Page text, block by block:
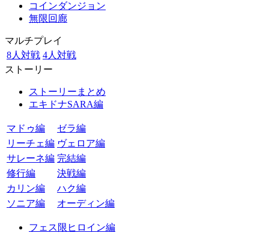
コインダンジョン
無限回廊
マルチプレイ
8人対戦 4人対戦
ストーリー
ストーリーまとめ
エキドナSARA編
マドゥ編
ゼラ編
リーチェ編 ヴェロア編
サレーネ編 完結編
修行編
決戦編
カリン編
ハク編
ソニア編
オーディン編
フェス限ヒロイン編